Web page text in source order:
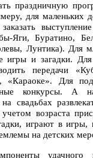
праздничную
для маленьких
Яги, Буратино,
Лунтика). Для
игры и загадки.
передачи
«Караоке». Для
конкурсы. А
свадьбах
возраста
играют в
на детских
удачного